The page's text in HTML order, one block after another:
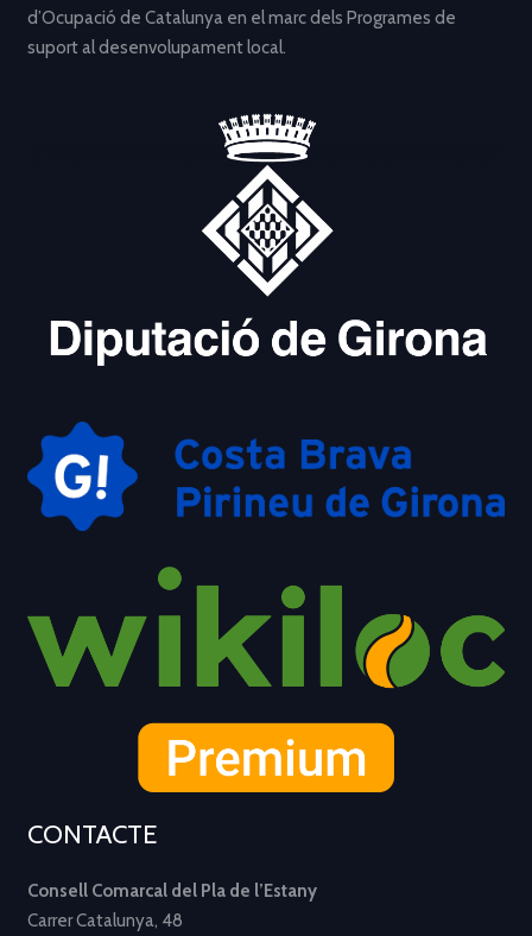
d’Ocupació de Catalunya en el marc dels Programes de
suport al desenvolupament local.
CONTACTE
Consell Comarcal del Pla de l’Estany
Carrer Catalunya, 48